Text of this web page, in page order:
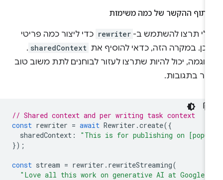
ההקשר של כמה משימות
תרצו להשתמש ב- rewriter כדי ליצור כמה פריטי
במקרה הזה, כדאי להוסיף את sharedContext
.
יכול להיות שתרצו לעזור לבוחנים לתת משוב טוב
בתגובות.
// Shared context and per writing task context
const rewriter = await Rewriter.create
sharedContext : "This is for publishing on
const stream = rewriter.rewriteStreaming
"Love all this work on generative AI at Google!